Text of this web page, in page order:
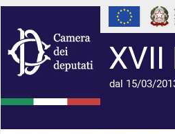
XVII
dal 15/03/